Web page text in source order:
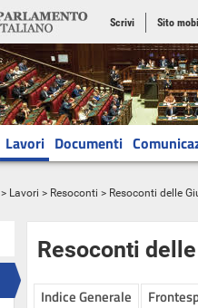
Scrivi Sito
Lavori Documenti
> Lavori > Resoconti > Resoconti delle
Resoconti
Indice Generale